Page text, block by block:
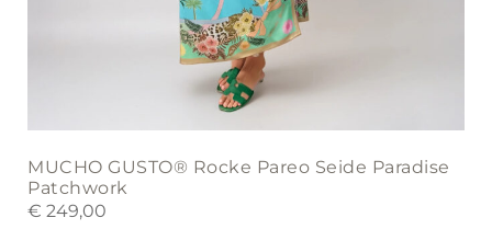
MUCHO GUSTO® Rocke Pareo Seide Paradise
Patchwork
€ 249,00